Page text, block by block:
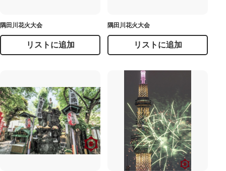
隅田川花火大会
リストに追加
隅田川花火大会
リストに追加